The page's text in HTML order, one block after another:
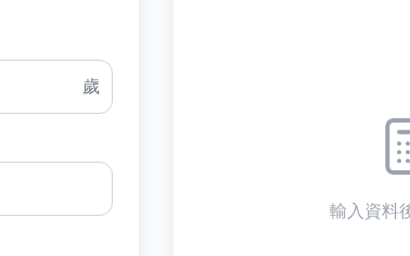
歲
輸入資料